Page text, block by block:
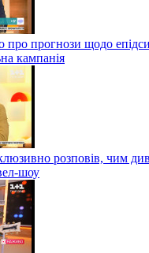
прогнози щодо
кампанія
розповів, чим
шоу